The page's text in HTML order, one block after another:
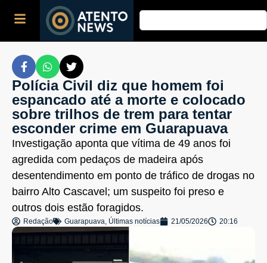
Polícia Civil diz que homem foi
espancado até a morte e colocado
sobre trilhos de trem para tentar
esconder crime em Guarapuava
Investigação aponta que vítima de 49 anos foi
agredida com pedaços de madeira após
desentendimento em ponto de tráfico de drogas no
bairro Alto Cascavel; um suspeito foi preso e
outros dois estão foragidos.
Redação Guarapuava, Últimas notícias 21/05/2026 20:16